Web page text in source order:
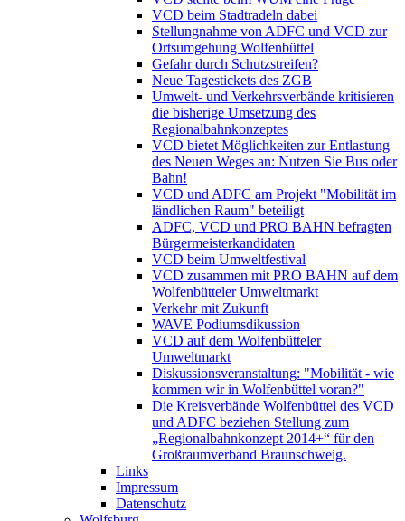
VCD beim Stadtradeln dabei
Stellungnahme von ADFC und VCD zur
Ortsumgehung Wolfenbüttel
Gefahr durch Schutzstreifen?
Neue Tagestickets des ZGB
Umwelt- und Verkehrsverbände kritisieren
die bisherige Umsetzung des
Regionalbahnkonzeptes
VCD bietet Möglichkeiten zur Entlastung
des Neuen Weges an: Nutzen Sie Bus oder
Bahn!
VCD und ADFC am Projekt "Mobilität im
ländlichen Raum" beteiligt
ADFC, VCD und PRO BAHN befragten
Bürgermeisterkandidaten
VCD beim Umweltfestival
VCD zusammen mit PRO BAHN auf dem
Wolfenbütteler Umweltmarkt
Verkehr mit Zukunft
WAVE Podiumsdikussion
VCD auf dem Wolfenbütteler
Umweltmarkt
Diskussionsveranstaltung: "Mobilität - wie
kommen wir in Wolfenbüttel voran?"
Die Kreisverbände Wolfenbüttel des VCD
und ADFC beziehen Stellung zum
„Regionalbahnkonzept 2014+“ für den
Großraumverband Braunschweig.
Links
Impressum
Datenschutz